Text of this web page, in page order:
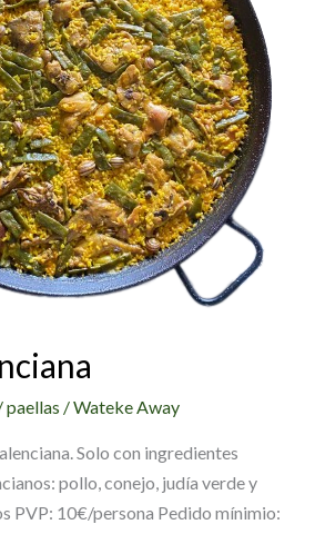
paellas /Wateke Away
Solo con ingredientes
pollo, conejo, judía verde y
PVP: 10€/persona Pedido mínimio: